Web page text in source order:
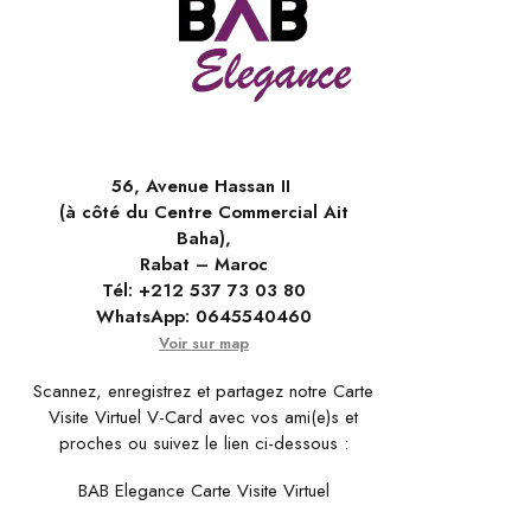
56, Avenue Hassan II
(à côté du Centre Commercial Ait
Baha),
Rabat – Maroc
Tél: +212 537 73 03 80
WhatsApp: 0645540460
Voir sur map
Scannez, enregistrez et partagez notre Carte
Visite Virtuel V-Card avec vos ami(e)s et
proches ou suivez le lien ci-dessous :
BAB Elegance Carte Visite Virtuel